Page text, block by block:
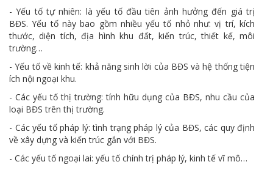
- Yếu tố tự nhiên: là yếu tố đầu tiên ảnh hưởng đến giá trị
BĐS. Yếu tố này bao gồm nhiều yếu tố nhỏ như: vị trí, kích
thước, diện tích, địa hình khu đất, kiến trúc, thiết kế, môi
trường…
- Yếu tố về kinh tế: khả năng sinh lời của BĐS và hệ thống tiện
ích nội ngoại khu.
- Các yếu tố thị trường: tính hữu dụng của BĐS, nhu cầu của
loại BĐS trên thị trường.
- Các yếu tố pháp lý: tình trạng pháp lý của BĐS, các quy định
về xây dựng và kiến trúc gắn với BĐS.
- Các yếu tố ngoại lai: yếu tố chính trị pháp lý, kinh tế vĩ mô…